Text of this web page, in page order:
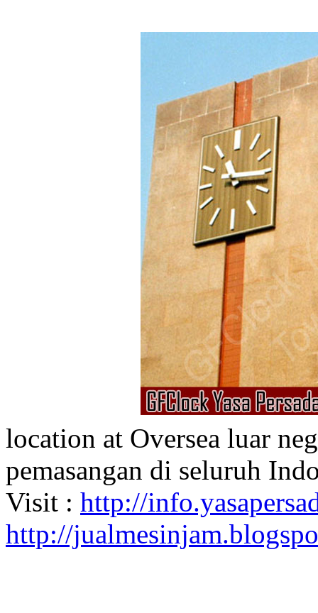
location at Oversea luar
pemasangan di seluruh
Visit : http://
http://